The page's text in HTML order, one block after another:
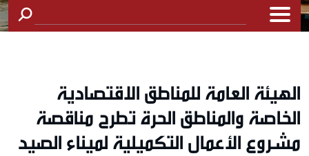
الهيئة العامة للمناطق الاقتصادية
الخاصة والمناطق الحرة تطرح مناقصة
مشروع الأعمال التكميلية لميناء الصيد